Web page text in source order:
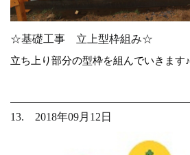
☆基礎工事 立上型枠組み☆
立ち上り部分の型枠を組んでいきます♪
13. 2018年09月12日